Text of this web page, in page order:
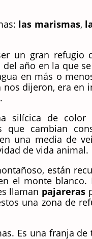
las marismas,
un gran refugio
año en la que
en más o
dijeron, era en
silícica de color
cambian
una media de
de vida animal.
están
el monte blanco.
llaman pajareras
una zona de
Es una franja